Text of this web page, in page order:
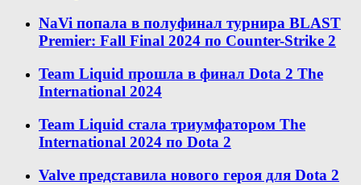
NaVi попала в полуфинал турнира BLAST
Premier: Fall Final 2024 по Counter-Strike 2
Team Liquid прошла в финал Dota 2 The
International 2024
Team Liquid стала триумфатором The
International 2024 по Dota 2
Valve представила нового героя для Dota 2